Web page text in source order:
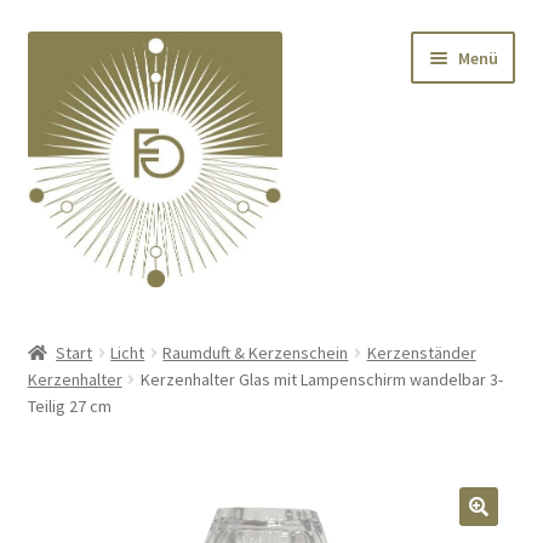
Navigation
springen
springen
Menü
Deko
Start Licht Raumduft & Kerzenschein
Kerzenständer
Kerzenhalter
Kerzenhalter Glas mit Lampenschirm wandelbar 3-
Teilig 27 cm